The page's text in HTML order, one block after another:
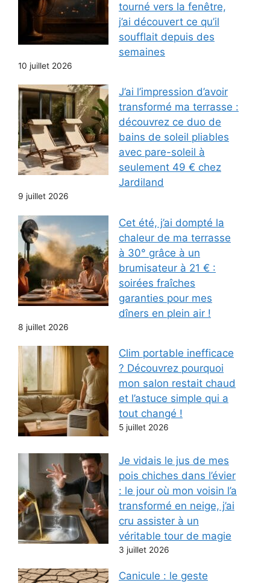
tourné vers la fenêtre,
j’ai découvert ce qu’il
soufflait depuis des
semaines
10 juillet 2026
J’ai l’impression d’avoir
transformé ma terrasse :
découvrez ce duo de
bains de soleil pliables
avec pare-soleil à
seulement 49 € chez
Jardiland
9 juillet 2026
Cet été, j’ai dompté la
chaleur de ma terrasse
à 30° grâce à un
brumisateur à 21 € :
soirées fraîches
garanties pour mes
dîners en plein air !
8 juillet 2026
Clim portable inefficace
? Découvrez pourquoi
mon salon restait chaud
et l’astuce simple qui a
tout changé !
5 juillet 2026
Je vidais le jus de mes
pois chiches dans l’évier
: le jour où mon voisin l’a
transformé en neige, j’ai
cru assister à un
véritable tour de magie
3 juillet 2026
Canicule : le geste